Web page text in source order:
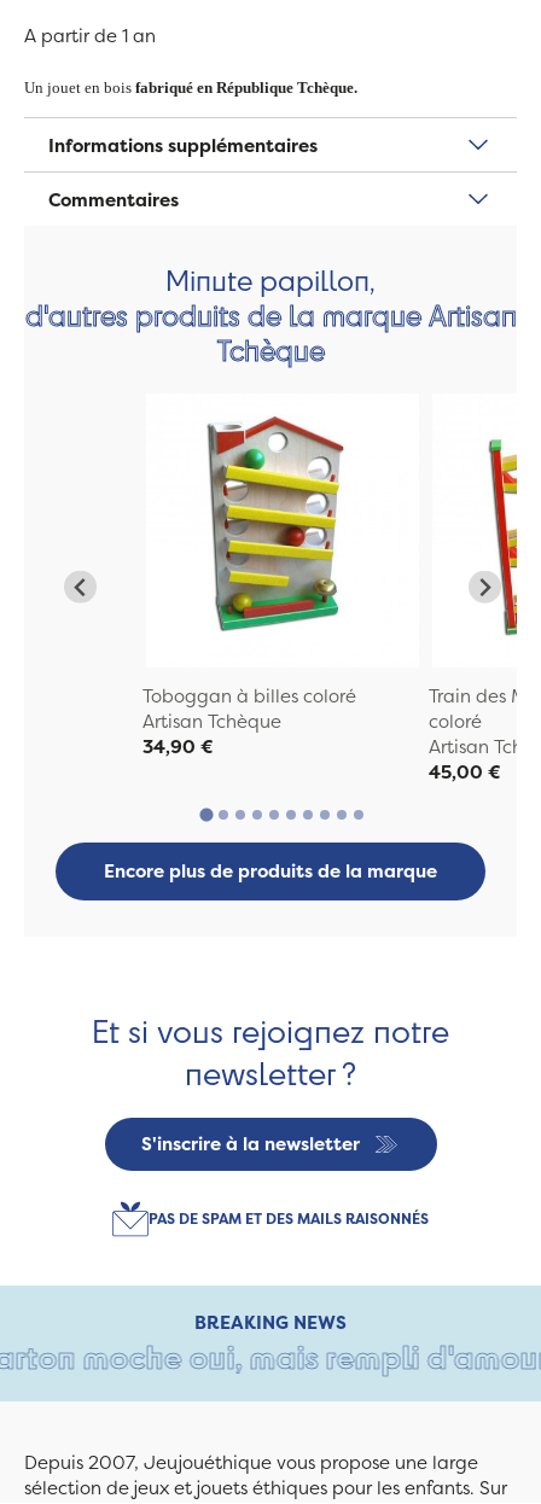
A partir de 1 an
Un jouet en bois fabriqué en République Tchèque.
Informations supplémentaires
Commentaires
Minute papillon,
d'autres produits de la marque Artisan
Tchèque
Toboggan à billes coloré
Artisan Tchèque
34,90 €
Train des
coloré
Artisan
45,00 €
Encore plus de produits de la marque
Et si vous rejoignez notre
newsletter ?
S'inscrire à la newsletter
PAS DE SPAM ET DES MAILS RAISONNÉS
BREAKING NEWS
moche oui, mais rempli d'amour
Depuis 2007, Jeujouéthique vous propose une large
sélection de jeux et jouets éthiques pour les enfants. Sur